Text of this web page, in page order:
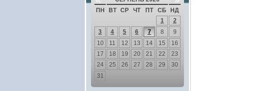
ПН ВТ СР ЧТ ПТ СБ
НД
1
2
3
4 5 6 7 8
9
10
11 12 13 14 15
16
17
18 19 20 21 22
23
24
25 26 27 28 29
30
31